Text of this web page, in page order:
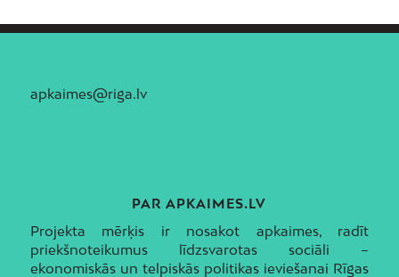
apkaimes@riga.lv
PAR APKAIMES.LV
Projekta mērķis ir nosakot apkaimes, radīt
priekšnoteikumus līdzsvarotas sociāli –
ekonomiskās un telpiskās politikas ieviešanai Rīgas